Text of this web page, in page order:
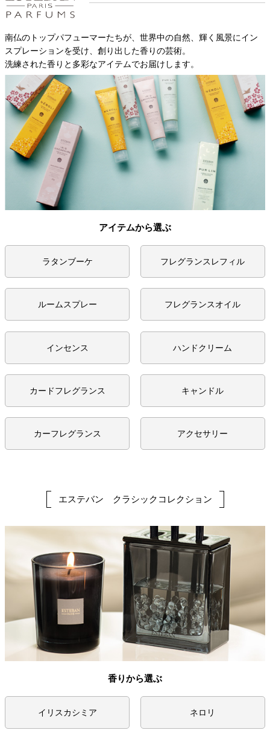
南仏のトップパフューマーたちが、世界中の自然、輝く風景にイン
スプレーションを受け、創り出した香りの芸術。
洗練された香りと多彩なアイテムでお届けします。
アイテムから選ぶ
ラタンブーケ フレグランスレフィル
ルームスプレー フレグランスオイル
インセンス ハンドクリーム
カードフレグランス キャンドル
カーフレグランス アクセサリー
エステバン クラシックコレクション
香りから選ぶ
イリスカシミア ネロリ